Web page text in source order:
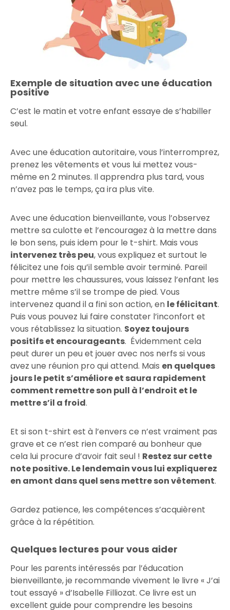
Exemple de situation avec une éducation
positive
C’est le matin et votre enfant essaye de s’habiller
seul.
Avec une éducation autoritaire, vous l’interromprez,
prenez les vêtements et vous lui mettez vous-
même en 2 minutes. Il apprendra plus tard, vous
n’avez pas le temps, ça ira plus vite.
Avec une éducation bienveillante, vous l’observez
mettre sa culotte et l’encouragez à la mettre dans
le bon sens, puis idem pour le t-shirt. Mais vous
intervenez très peu, vous expliquez et surtout le
félicitez une fois qu’il semble avoir terminé. Pareil
pour mettre les chaussures, vous laissez l’enfant les
mettre même s’il se trompe de pied. Vous
intervenez quand il a fini son action, en le félicitant.
Puis vous pouvez lui faire constater l’inconfort et
vous rétablissez la situation. Soyez toujours
positifs et encourageants. Évidemment cela
peut durer un peu et jouer avec nos nerfs si vous
avez une réunion pro qui attend. Mais en quelques
jours le petit s’améliore et saura rapidement
comment remettre son pull à l’endroit et le
mettre s’il a froid.
Et si son t-shirt est à l’envers ce n’est vraiment pas
grave et ce n’est rien comparé au bonheur que
cela lui procure d’avoir fait seul ! Restez sur cette
note positive. Le lendemain vous lui expliquerez
en amont dans quel sens mettre son vêtement.
Gardez patience, les compétences s’acquièrent
grâce à la répétition.
Quelques lectures pour vous aider
Pour les parents intéressés par l’éducation
bienveillante, je recommande vivement le livre « J’ai
tout essayé » d’Isabelle Filliozat. Ce livre est un
excellent guide pour comprendre les besoins